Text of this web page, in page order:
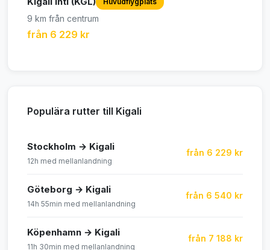
9 km från centrum
från 6 229 kr
Populära rutter till Kigali
Stockholm → Kigali
12h med mellanlandning
från 6 229 kr
Göteborg → Kigali
14h 55min med mellanlandning
från 6 540 kr
Köpenhamn → Kigali
11h 30min med mellanlandning
från 7 188 kr